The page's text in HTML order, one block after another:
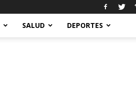
SALUD DEPORTES